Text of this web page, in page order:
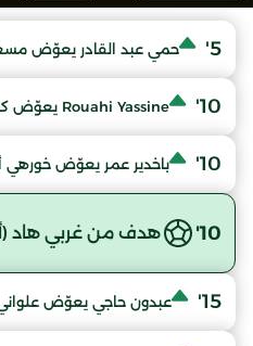
5' حمي عبد القادر يعوّض
10' Rouahi Yassine يعوّض كافي عصام الدين
10' باخدير عمر يعوّض خورهي
10' هدف من غربي هاد
15' عبدون حاجي يعوّض علواني